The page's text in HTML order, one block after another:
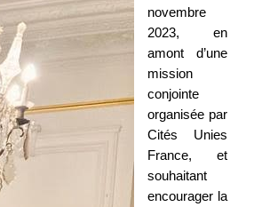
novembre
2023, en
amont d’une
mission
conjointe
organisée par
Cités Unies
France, et
souhaitant
encourager la